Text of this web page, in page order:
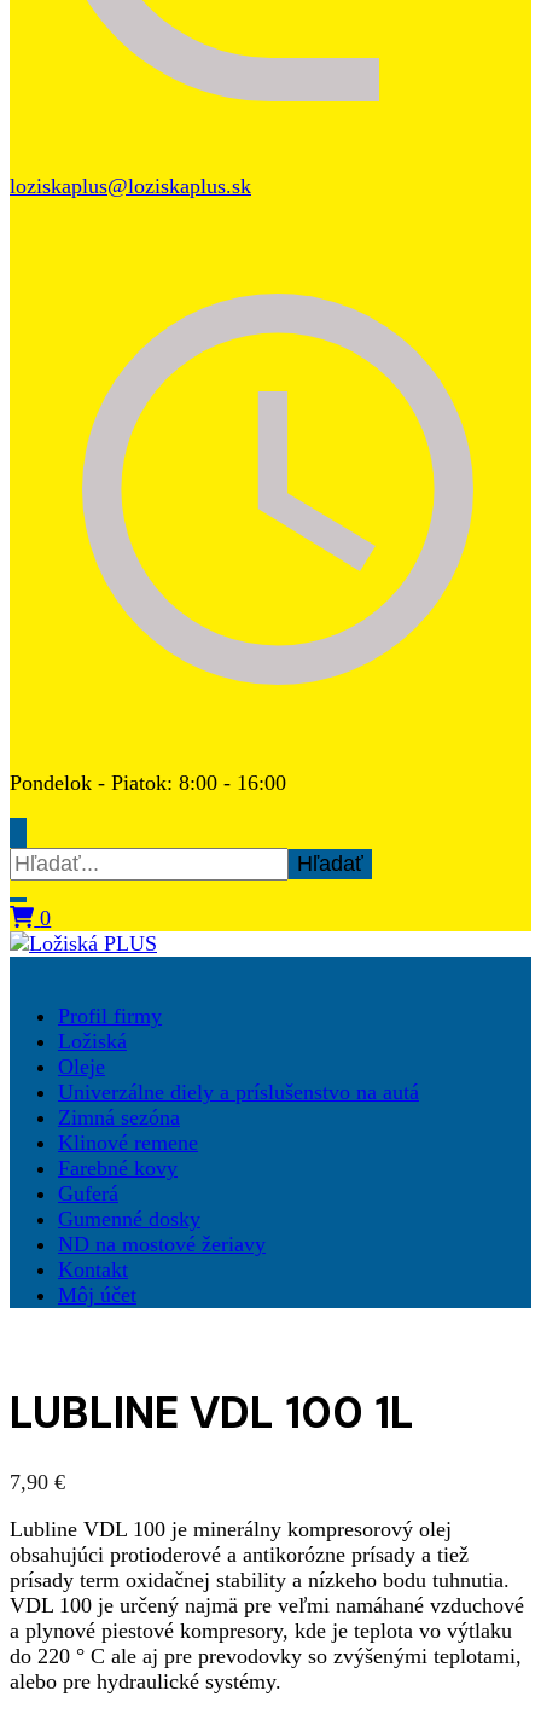
loziskaplus@loziskaplus.sk
Pondelok - Piatok: 8:00 - 16:00
Hľadať:
0
Ložiská PLUS
Profil firmy
Ložiská
Oleje
Univerzálne diely a príslušenstvo na autá
Zimná sezóna
Klinové remene
Farebné kovy
Guferá
Gumenné dosky
ND na mostové žeriavy
Kontakt
Môj účet
LUBLINE VDL 100 1L
7,90 €
Lubline VDL 100 je minerálny kompresorový olej
obsahujúci protioderové a antikorózne prísady a tiež
prísady term oxidačnej stability a nízkeho bodu tuhnutia.
VDL 100 je určený najmä pre veľmi namáhané vzduchové
a plynové piestové kompresory, kde je teplota vo výtlaku
do 220 ° C ale aj pre prevodovky so zvýšenými teplotami,
alebo pre hydraulické systémy.